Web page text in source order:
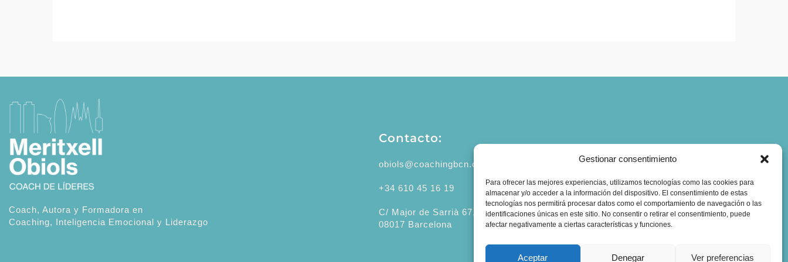
Gestionar consentimiento
Para ofrecer las mejores experiencias, utilizamos tecnologías como las cookies para
almacenar y/o acceder a la información del dispositivo. El consentimiento de estas
tecnologías nos permitirá procesar datos como el comportamiento de navegación o las
identificaciones únicas en este sitio. No consentir o retirar el consentimiento, puede
afectar negativamente a ciertas características y funciones.
Aceptar Denegar Ver preferencias
Coach, Autora y Formadora en
Coaching, Inteligencia Emocional y Liderazgo
Contacto:
obiols@coachingbcn.com
+34 610 45 16 19
C/ Major de Sarrià 67, 1º 2ª
08017 Barcelona